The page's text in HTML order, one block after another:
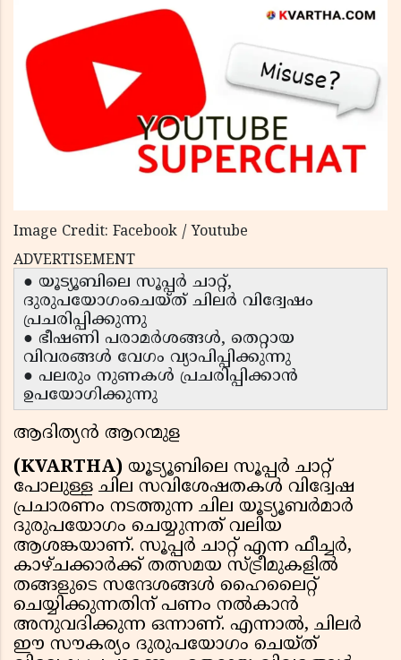
Image Credit: Facebook / Youtube
ADVERTISEMENT
● യൂട്യൂബിലെ സൂപ്പർ ചാറ്റ്,
ദുരുപയോഗംചെയ്ത് ചിലർ വിദ്വേഷം
പ്രചരിപ്പിക്കുന്നു
● ഭീഷണി പരാമർശങ്ങൾ, തെറ്റായ
വിവരങ്ങൾ വേഗം വ്യാപിപ്പിക്കുന്നു
● പലരും നുണകൾ പ്രചരിപ്പിക്കാൻ
ഉപയോഗിക്കുന്നു
ആദിത്യൻ ആറന്മുള
(KVARTHA) യൂട്യൂബിലെ സൂപ്പർ ചാറ്റ്
പോലുള്ള ചില സവിശേഷതകൾ വിദ്വേഷ
പ്രചാരണം നടത്തുന്ന ചില യൂട്യൂബർമാർ
ദുരുപയോഗം ചെയ്യുന്നത് വലിയ
ആശങ്കയാണ്. സൂപ്പർ ചാറ്റ് എന്ന ഫീച്ചർ,
കാഴ്ചക്കാര്‍ക്ക് തത്സമയ സ്ട്രീമുകളിൽ
തങ്ങളുടെ സന്ദേശങ്ങൾ ഹൈലൈറ്റ്
ചെയ്യിക്കുന്നതിന് പണം നൽകാൻ
അനുവദിക്കുന്ന ഒന്നാണ്. എന്നാൽ, ചിലർ
ഈ സൗകര്യം ദുരുപയോഗം ചെയ്ത്